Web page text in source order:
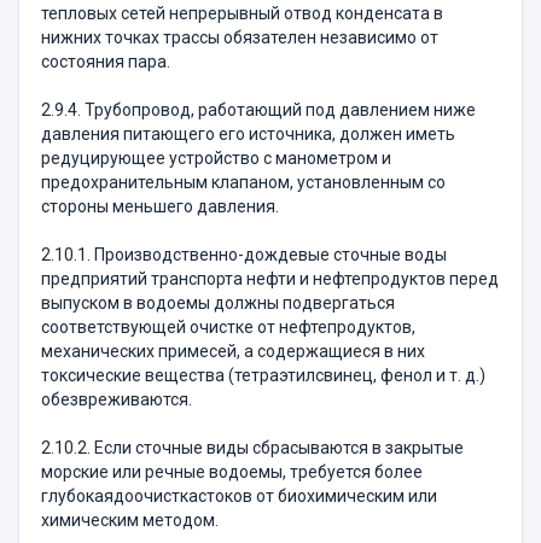
тепловых сетей непрерывный отвод конденсата в
нижних точках трассы обязателен независимо от
состояния пара.
2.9.4. Трубопровод, работающий под давлением ниже
давления питающего его источника, должен иметь
редуцирующее устройство с манометром и
предохранительным клапаном, установленным со
стороны меньшего давления.
2.10.1. Производственно-дождевые сточные воды
предприятий транспорта нефти и нефтепродуктов перед
выпуском в водоемы должны подвергаться
соответствующей очистке от нефтепродуктов,
механических примесей, а содержащиеся в них
токсические вещества (тетраэтилсвинец, фенол и т. д.)
обезвреживаются.
2.10.2. Если сточные виды сбрасываются в закрытые
морские или речные водоемы, требуется более
глубокаядоочисткастоков от биохимическим или
химическим методом.